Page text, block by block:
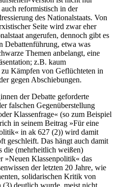
reformistisch in der
des Nationalstaats. Von
Seite wird zwar eher
angerufen, dennoch gibt es
Debattenführung, etwa was
Themen anbelangt, eine
z.B. kaum
zu Kämpfen von Geflüchteten in
gegen Abschiebungen.
der Debatte geforderte
falschen Gegenüberstellung
Klassenfrage« (so zum Beispiel
in seinem Beitrag »Für eine
in ak 627 (2)) wird damit
geschleift. Das hängt auch damit
die (mehrheitlich weißen)
»Neuen Klassenpolitik« das
der letzten 20 Jahre, wie
solidarischen Kritik von